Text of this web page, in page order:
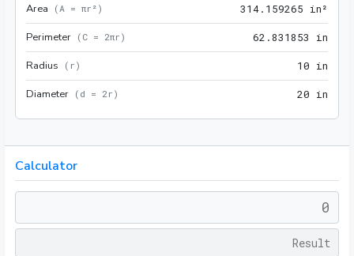
Area (A = πr² ) 314. 1 59265 in²
Perimeter ( C = 2πr ) 62 .831853 in
Radius ( r ) 10 in
Diameter ( d = 2r ) 20 in
Calculator